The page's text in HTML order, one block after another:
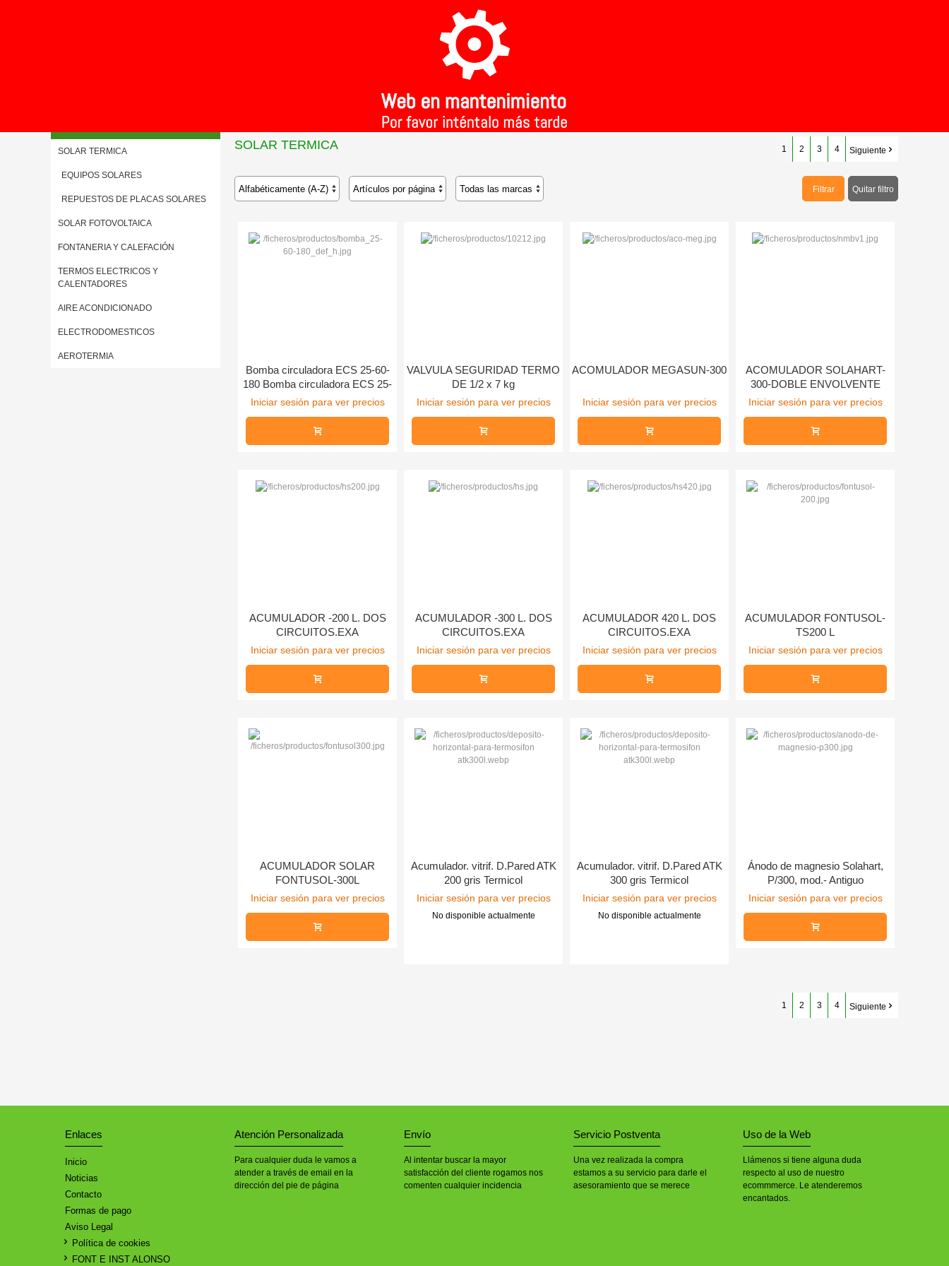
SOLAR TERMICA
EQUIPOS SOLARES
REPUESTOS DE PLACAS SOLARES
SOLAR FOTOVOLTAICA
FONTANERIA Y CALEFACIÓN
TERMOS ELECTRICOS Y
CALENTADORES
AIRE ACONDICIONADO
ELECTRODOMESTICOS
AEROTERMIA
REPUESTOS DE PLACAS SOLARES >
SOLAR TERMICA 1 2 3 4 Siguiente
Quitar filtro
Filtrar
Bomba circuladora ECS 25-60-
180 Bomba circuladora ECS 25-
60-180 Circulator pump
Iniciar sesión para ver precios
VALVULA SEGURIDAD TERMO
DE 1/2 x 7 kg
Iniciar sesión para ver precios
ACOMULADOR MEGASUN-300
Iniciar sesión para ver precios
ACOMULADOR SOLAHART-
300-DOBLE ENVOLVENTE
Iniciar sesión para ver precios
ACUMULADOR -200 L. DOS
CIRCUITOS.EXA
Iniciar sesión para ver precios
ACUMULADOR -300 L. DOS
CIRCUITOS.EXA
Iniciar sesión para ver precios
ACUMULADOR 420 L. DOS
CIRCUITOS.EXA
Iniciar sesión para ver precios
ACUMULADOR FONTUSOL-
TS200 L
Iniciar sesión para ver precios
ACUMULADOR SOLAR
FONTUSOL-300L
Iniciar sesión para ver precios
Acumulador. vitrif. D.Pared ATK
200 gris Termicol
Iniciar sesión para ver precios
No disponible actualmente
Acumulador. vitrif. D.Pared ATK
300 gris Termicol
Iniciar sesión para ver precios
No disponible actualmente
Ánodo de magnesio Solahart,
P/300, mod.- Antiguo
Iniciar sesión para ver precios
1 2 3 4 Siguiente
Enlaces
Inicio
Noticias
Contacto
Formas de pago
Aviso Legal
Política de cookies
FONT E INST ALONSO
Atención Personalizada
Para cualquier duda le vamos a
atender a través de email en la
dirección del pie de página
Envío
Al intentar buscar la mayor
satisfacción del cliente rogamos nos
comenten cualquier incidencia
Servicio Postventa
Una vez realizada la compra
estamos a su servicio para darle el
asesoramiento que se merece
Uso de la Web
Llámenos si tiene alguna duda
respecto al uso de nuestro
ecommmerce. Le atenderemos
encantados.